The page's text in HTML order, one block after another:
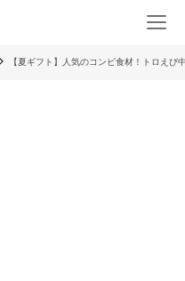
【夏ギフト】人気のコンビ食材！トロえび